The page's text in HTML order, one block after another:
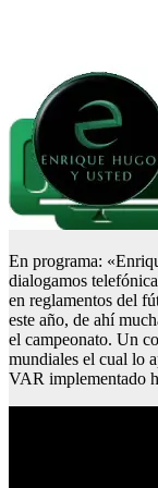
En programa:
dialogamos
en reglamentos del
este año, de ahí
el campeonato. Un
mundiales el cual lo
VAR implementado